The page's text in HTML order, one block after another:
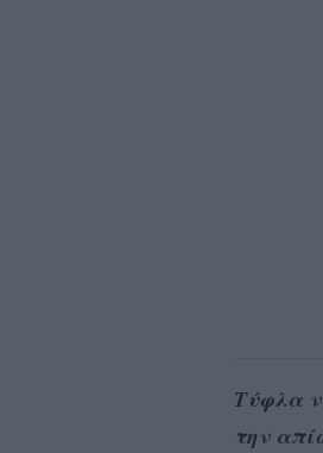
Τύφλα
την